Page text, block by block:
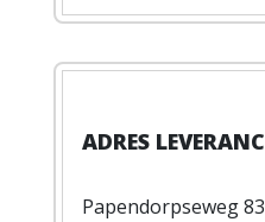
Papendorpseweg 83